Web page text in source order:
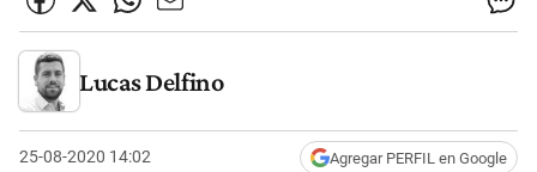
Lucas Delfino
25-08-2020 14:02 Agregar PERFIL en Google